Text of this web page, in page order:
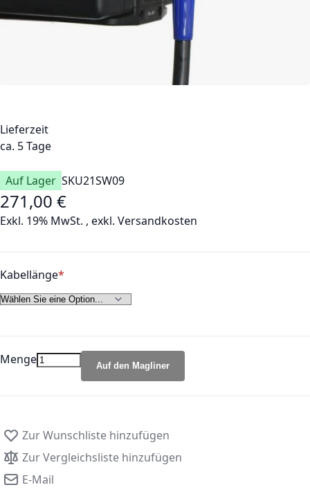
Lieferzeit
ca. 5 Tage
Auf Lager SKU21SW09
271,00 €
Exkl. 19% MwSt. , exkl. Versandkosten
Kabellänge
Menge Auf den Magliner
Zur Wunschliste hinzufügen
Zur Vergleichsliste hinzufügen
E-Mail